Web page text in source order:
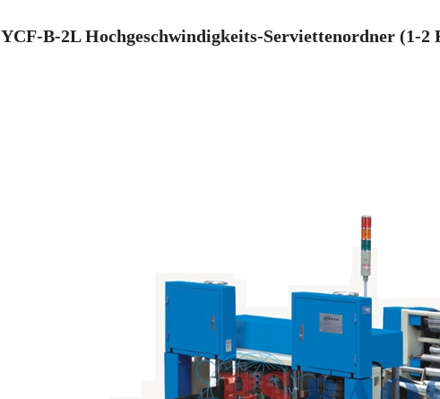
YCF-B-2L Hochgeschwindigkeits-Serviettenordner (1-2